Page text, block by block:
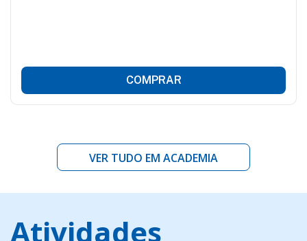
COMPRAR
VER TUDO EM ACADEMIA
Atividades